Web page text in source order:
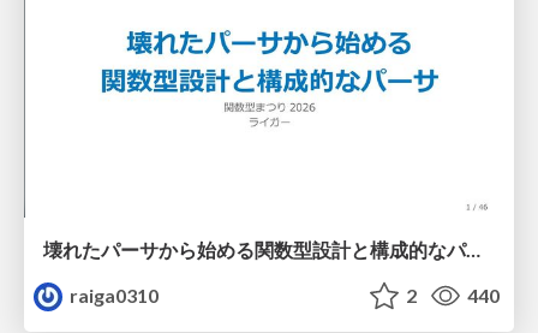
壊れたパーサから始める関数型設計と構成的なパーサ #fp_matsuri
raiga0310
2 440